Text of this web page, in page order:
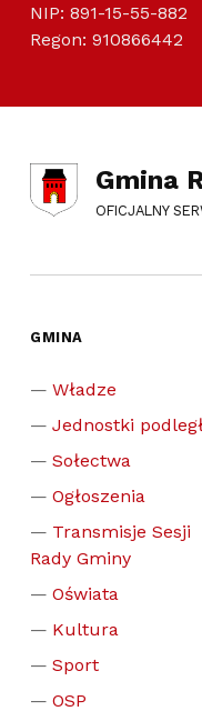
NIP: 891-15-55-882
Regon: 910866442
Gmina
OFICJALNY
GMINA
Władze
Jednostki
Sołectwa
Ogłoszenia
Transmisje Sesji
Rady Gminy
Oświata
Kultura
Sport
OSP